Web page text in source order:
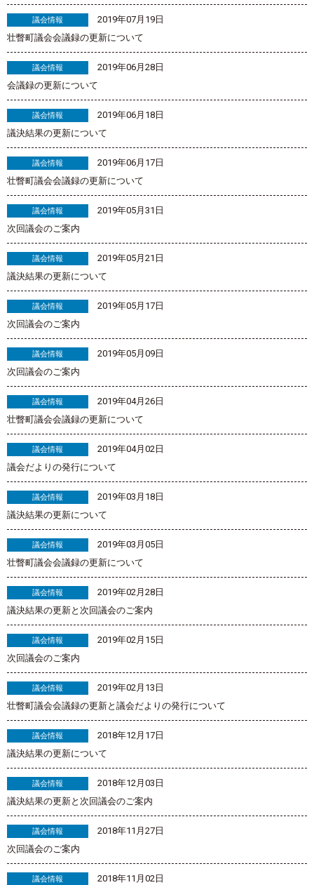
議会情報
2019年07月19日
壮瞥町議会会議録の更新について
議会情報
2019年06月28日
会議録の更新について
議会情報
2019年06月18日
議決結果の更新について
議会情報
2019年06月17日
壮瞥町議会会議録の更新について
議会情報
2019年05月31日
次回議会のご案内
議会情報
2019年05月21日
議決結果の更新について
議会情報
2019年05月17日
次回議会のご案内
議会情報
2019年05月09日
次回議会のご案内
議会情報
2019年04月26日
壮瞥町議会会議録の更新について
議会情報
2019年04月02日
議会だよりの発行について
議会情報
2019年03月18日
議決結果の更新について
議会情報
2019年03月05日
壮瞥町議会会議録の更新について
議会情報
2019年02月28日
議決結果の更新と次回議会のご案内
議会情報
2019年02月15日
次回議会のご案内
議会情報
2019年02月13日
壮瞥町議会会議録の更新と議会だよりの発行について
議会情報
2018年12月17日
議決結果の更新について
議会情報
2018年12月03日
議決結果の更新と次回議会のご案内
議会情報
2018年11月27日
次回議会のご案内
議会情報 2018年11月02日